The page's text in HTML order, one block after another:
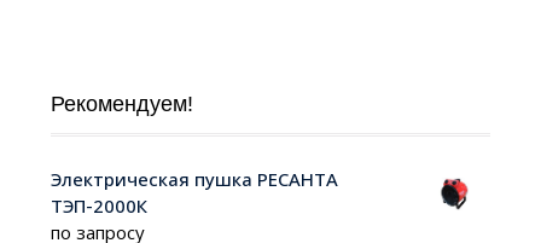
Рекомендуем!
Электрическая пушка РЕСАНТА
ТЭП-2000К
по запросу